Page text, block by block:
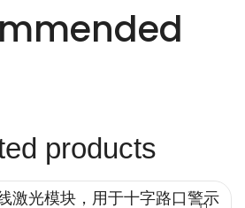
光解决方
案。
products